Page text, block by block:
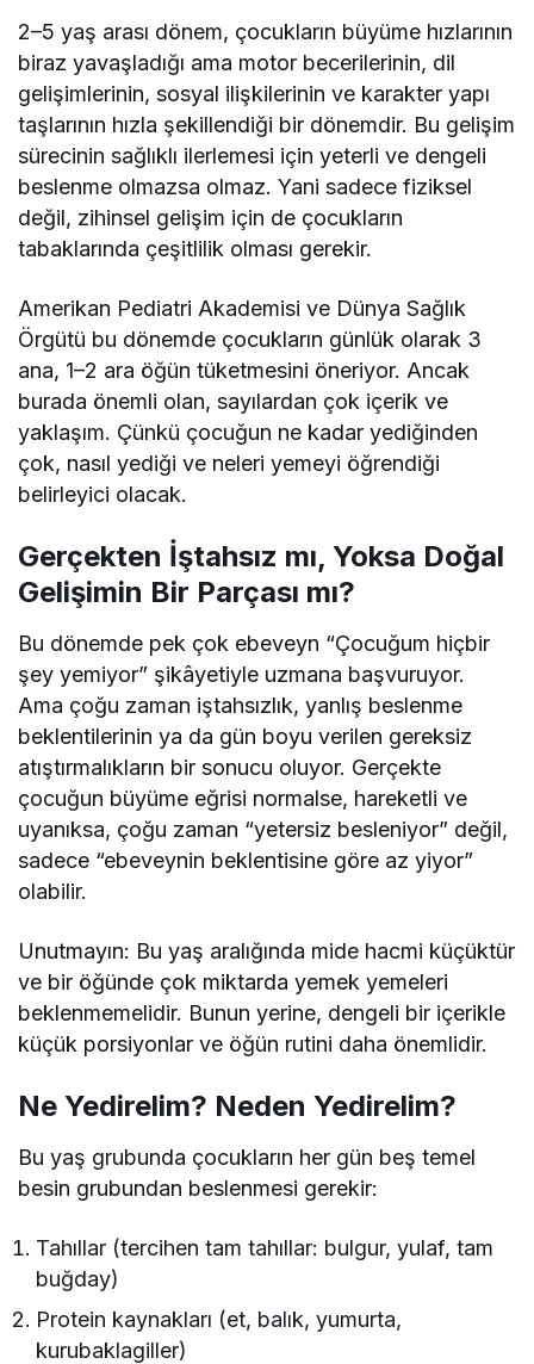
2–5 yaş arası dönem, çocukların büyüme hızlarının
biraz yavaşladığı ama motor becerilerinin, dil
gelişimlerinin, sosyal ilişkilerinin ve karakter yapı
taşlarının hızla şekillendiği bir dönemdir. Bu gelişim
sürecinin sağlıklı ilerlemesi için yeterli ve dengeli
beslenme olmazsa olmaz. Yani sadece fiziksel
değil, zihinsel gelişim için de çocukların
tabaklarında çeşitlilik olması gerekir.
Amerikan Pediatri Akademisi ve Dünya Sağlık
Örgütü bu dönemde çocukların günlük olarak 3
ana, 1–2 ara öğün tüketmesini öneriyor. Ancak
burada önemli olan, sayılardan çok içerik ve
yaklaşım. Çünkü çocuğun ne kadar yediğinden
çok, nasıl yediği ve neleri yemeyi öğrendiği
belirleyici olacak.
Gerçekten İştahsız mı, Yoksa Doğal
Gelişimin Bir Parçası mı?
Bu dönemde pek çok ebeveyn “Çocuğum hiçbir
şey yemiyor” şikâyetiyle uzmana başvuruyor.
Ama çoğu zaman iştahsızlık, yanlış beslenme
beklentilerinin ya da gün boyu verilen gereksiz
atıştırmalıkların bir sonucu oluyor. Gerçekte
çocuğun büyüme eğrisi normalse, hareketli ve
uyanıksa, çoğu zaman “yetersiz besleniyor” değil,
sadece “ebeveynin beklentisine göre az yiyor”
olabilir.
Unutmayın: Bu yaş aralığında mide hacmi küçüktür
ve bir öğünde çok miktarda yemek yemeleri
beklenmemelidir. Bunun yerine, dengeli bir içerikle
küçük porsiyonlar ve öğün rutini daha önemlidir.
Ne Yedirelim? Neden Yedirelim?
Bu yaş grubunda çocukların her gün beş temel
besin grubundan beslenmesi gerekir:
Tahıllar (tercihen tam tahıllar: bulgur, yulaf, tam
buğday)
Protein kaynakları (et, balık, yumurta,
kurubaklagiller)